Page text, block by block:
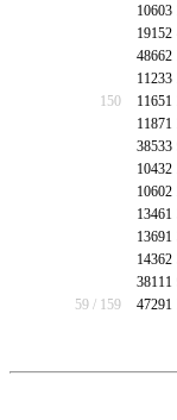
10603
19152
48662
11233
150
11651
11871
38533
10432
10602
13461
13691
14362
38111
59 / 159
47291